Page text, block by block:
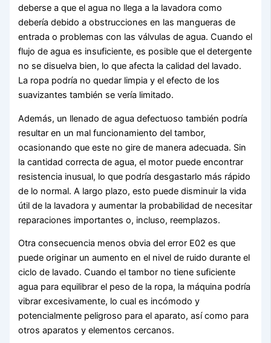
deberse a que el agua no llega a la lavadora como
debería debido a obstrucciones en las mangueras de
entrada o problemas con las válvulas de agua. Cuando el
flujo de agua es insuficiente, es posible que el detergente
no se disuelva bien, lo que afecta la calidad del lavado.
La ropa podría no quedar limpia y el efecto de los
suavizantes también se vería limitado.
Además, un llenado de agua defectuoso también podría
resultar en un mal funcionamiento del tambor,
ocasionando que este no gire de manera adecuada. Sin
la cantidad correcta de agua, el motor puede encontrar
resistencia inusual, lo que podría desgastarlo más rápido
de lo normal. A largo plazo, esto puede disminuir la vida
útil de la lavadora y aumentar la probabilidad de necesitar
reparaciones importantes o, incluso, reemplazos.
Otra consecuencia menos obvia del error E02 es que
puede originar un aumento en el nivel de ruido durante el
ciclo de lavado. Cuando el tambor no tiene suficiente
agua para equilibrar el peso de la ropa, la máquina podría
vibrar excesivamente, lo cual es incómodo y
potencialmente peligroso para el aparato, así como para
otros aparatos y elementos cercanos.